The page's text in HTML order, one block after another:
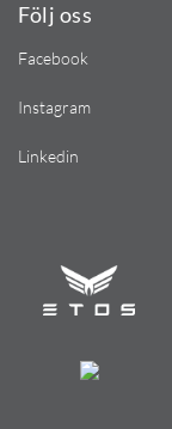
Följ oss
Facebook
Instagram
Linkedin